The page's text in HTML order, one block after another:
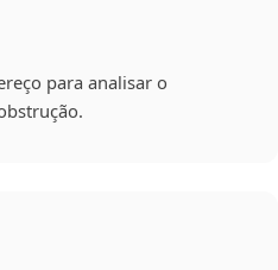
para analisar o